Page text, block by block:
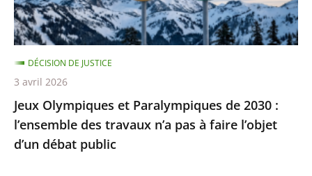
l’ensemble
des
travaux
n’a
pas
à
faire
l’objet
Jeux Olympiques et Paralympiques de 2030 :
l’ensemble des travaux n’a pas à faire l’objet
d’un débat public
DÉCISION DE JUSTICE
3 avril 2026